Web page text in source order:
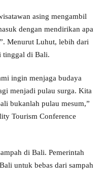
asing mengambil
dengan mendirikan apa
Menurut Luhut, lebih dari
tinggal di Bali.
ingin menjaga budaya
menjadi pulau surga. Kita
bukanlah pulau mesum,”
Tourism Conference
di Bali. Pemerintah
untuk bebas dari sampah